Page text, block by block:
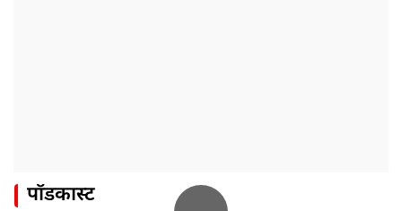
पॉडकास्ट